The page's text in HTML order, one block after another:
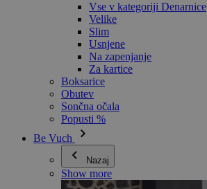
Vse v kategoriji Denarnice
Velike
Slim
Usnjene
Na zapenjanje
Za kartice
Boksarice
Obutev
Sončna očala
Popusti %
Be Vuch
Nazaj
Show more